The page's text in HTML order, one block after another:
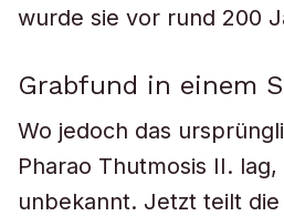
wurde sie vor rund 200
Grabfund in einem
Wo jedoch das
Pharao Thutmosis II.
unbekannt. Jetzt teilt